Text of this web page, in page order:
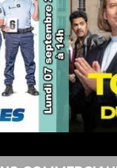
VF